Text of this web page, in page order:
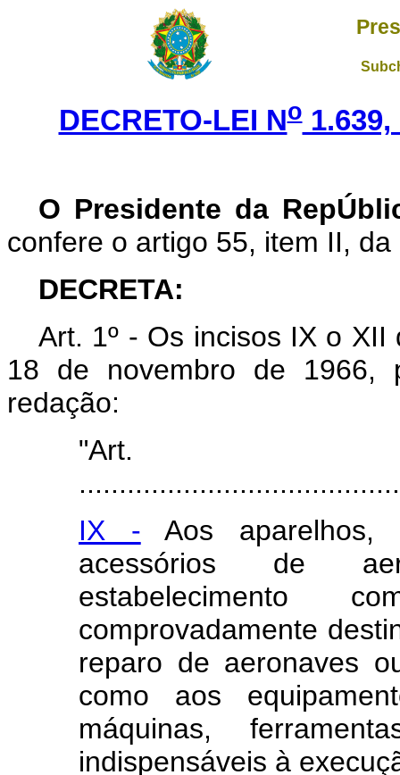
DECRETO-LEI No1.639,
O Presidente da
confere o artigo 55, item II,
DECRETA:
Art. 1º - Os incisos IX o
18 de novembro de 1966,
redação:
IX - Aos aparelhos,
acessórios de
estabelecimento
comprovadamente
reparo de aeronaves
como aos
máquinas,
indispensáveis à